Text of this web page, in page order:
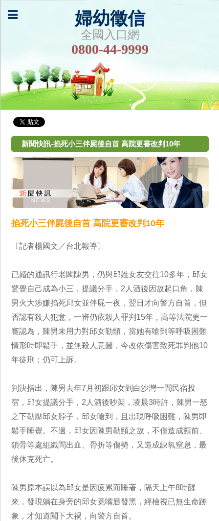
婦幼徵信
全國入口網
0800-44-9999
新聞快訊-掐死小三伴屍後自首 高院更審改判10年
掐死小三伴屍後自首 高院更審改判10年
〔記者楊國文／台北報導〕
已婚的通訊行老闆陳男，仍與邱姓女友交往10多年，邱女
驚覺自己成為小三，提議分手，2人酒後因故起口角，陳
男火大涉嫌掐死邱女並伴屍一夜，翌日才向警方自首，但
否認有殺人犯意，一審仍依殺人罪判15年，高等法院更一
審認為，陳男未用力對邱女勒頸，當她有嗆到等呼吸困難
情形時即鬆手，並無殺人意圖，今改依傷害致死罪判他10
年徒刑；仍可上訴。
判決指出，陳男去年7月初跟邱女到白沙灣一間民宿投
宿，邱女提議分手，2人酒後吵架，凌晨3時許，陳男一怒
之下勒壓邱女脖子，邱女嗆到，且出現呼吸困難，陳男即
鬆手睡覺。不過，邱女因陳男勒頸之故，不僅造成頸前、
鎖骨等處組織間出血、骨折等傷勢，又造成缺氧窒息，最
後休克死亡。
陳男原本誤以為邱女是因疲累而睡著，隔天上午8時醒
來，發現躺在身旁的邱女竟嘴唇發黑，經檢視已無生命跡
象，才知道闖下大禍，向警方自首。